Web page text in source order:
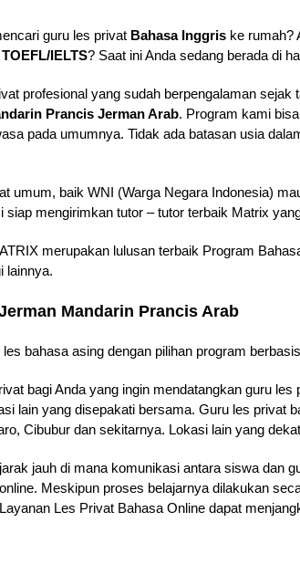
guru les privat Bahasa Inggris ke rumah?
TOEFL/IELTS? Saat ini Anda sedang berada di
profesional yang sudah berpengalaman
Prancis Jerman Arab. Program kami
pada umumnya. Tidak ada batasan usia
umum, baik WNI (Warga Negara Indonesia)
mengirimkan tutor – tutor terbaik Matrix
merupakan lulusan terbaik Program
lainnya.
Mandarin Prancis Arab
bahasa asing dengan pilihan program
bagi Anda yang ingin mendatangkan guru les
lain yang disepakati bersama. Guru les privat
Cibubur dan sekitarnya. Lokasi lain yang
jauh di mana komunikasi antara siswa dan
Meskipun proses belajarnya dilakukan
Les Privat Bahasa Online dapat